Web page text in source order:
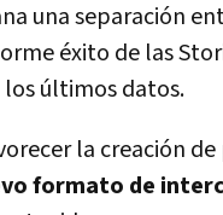
una separación
éxito de las
los últimos datos.
la creación
formato de